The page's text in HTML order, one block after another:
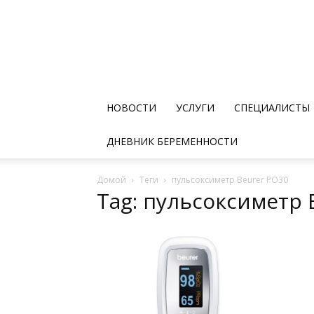
НОВОСТИ УСЛУГИ СПЕЦИАЛИСТЫ
ДНЕВНИК БЕРЕМЕННОСТИ
Домой Теги пульсоксиметр Beurer РО30
Tag: